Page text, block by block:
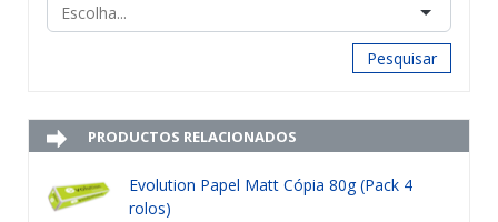
Pesquisar
PRODUCTOS RELACIONADOS
Evolution Papel Matt Cópia 80g (Pack 4
rolos)